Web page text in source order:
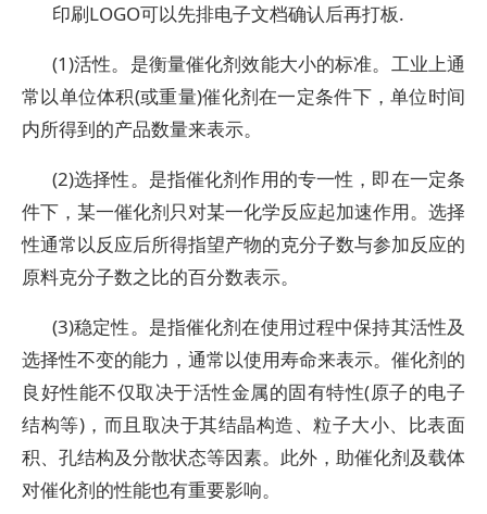
印刷LOGO可以先排电子文档确认后再打板.
(1)活性。是衡量催化剂效能大小的标准。工业上通
常以单位体积(或重量)催化剂在一定条件下，单位时间
内所得到的产品数量来表示。
(2)选择性。是指催化剂作用的专一性，即在一定条
件下，某一催化剂只对某一化学反应起加速作用。选择
性通常以反应后所得指望产物的克分子数与参加反应的
原料克分子数之比的百分数表示。
(3)稳定性。是指催化剂在使用过程中保持其活性及
选择性不变的能力，通常以使用寿命来表示。催化剂的
良好性能不仅取决于活性金属的固有特性(原子的电子
结构等)，而且取决于其结晶构造、粒子大小、比表面
积、孔结构及分散状态等因素。此外，助催化剂及载体
对催化剂的性能也有重要影响。